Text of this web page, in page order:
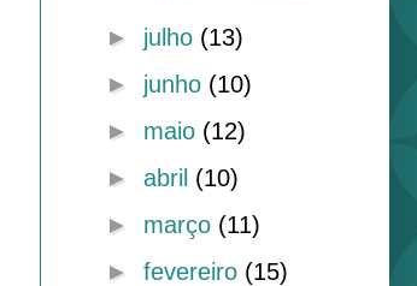
► julho (13)
► junho (10)
► maio (12)
► abril (10)
► março (11)
► fevereiro (15)